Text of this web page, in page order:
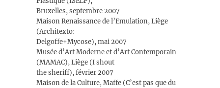
Bruxelles, septembre 2007
Maison Renaissance de l’Emulation, Liège
(Architexto:
Delgoffe+Mycose), mai 2007
Musée d’Art Moderne et d’Art Contemporain
(MAMAC), Liège (I shout
the sheriff), février 2007
Maison de la Culture, Maffe (C’est pas que du